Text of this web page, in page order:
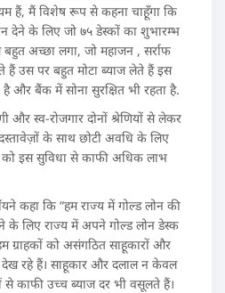
हैं, मैं विशेष रूप से कहना चाहूँगा कि
देने के लिए जो ७५ डेस्कों का शुभारम्भ
अच्छा लगा, जो महाजन , सर्राफ
हैं उस पर बहुत मोटा ब्याज लेते हैं इस
और बैंक में सोना सुरक्षित भी रहता है.
और स्व-रोजगार दोनों श्रेणियों से लेकर
दस्तावेज़ों के साथ छोटी अवधि के लिए
को इस सुविधा से काफी अधिक लाभ
कहा कि “हम राज्य में गोल्ड लोन की
के लिए राज्य में अपने गोल्ड लोन डेस्क
ग्राहकों को असंगठित साहूकारों और
देख रहे हैं। साहूकार और दलाल न केवल
काफी उच्च ब्याज दर भी वसूलते हैं।